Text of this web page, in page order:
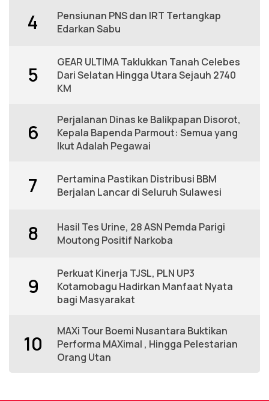
4
Pensiunan PNS dan IRT Tertangkap
Edarkan Sabu
5
GEAR ULTIMA Taklukkan Tanah Celebes
Dari Selatan Hingga Utara Sejauh 2740
KM
6
Perjalanan Dinas ke Balikpapan Disorot,
Kepala Bapenda Parmout: Semua yang
Ikut Adalah Pegawai
7
Pertamina Pastikan Distribusi BBM
Berjalan Lancar di Seluruh Sulawesi
8
Hasil Tes Urine, 28 ASN Pemda Parigi
Moutong Positif Narkoba
9
Perkuat Kinerja TJSL, PLN UP3
Kotamobagu Hadirkan Manfaat Nyata
bagi Masyarakat
10
MAXi Tour Boemi Nusantara Buktikan
Performa MAXimal , Hingga Pelestarian
Orang Utan